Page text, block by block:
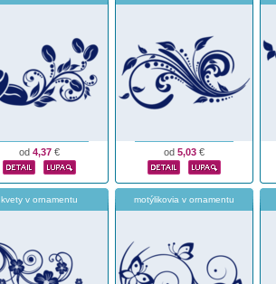
od 4,37 € od 5,03 €
kvety v ornamentu motýlikovia v ornamentu